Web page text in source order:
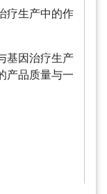
疗生产中的作
基因治疗生产
产品质量与一